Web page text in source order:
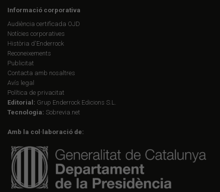
Informació corporativa
Audiència certificada OJD
Notícies corporatives
Història d'Enderrock
Reconeixements
Publicitat
Contacta amb nosaltres
Avís legal
Política de privacitat
Editorial: Grup Enderrock Edicions S.L.
Tecnologia: Sobrevia.net
Amb la col·laboració de: